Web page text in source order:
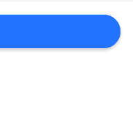
اطلب
اقتباس